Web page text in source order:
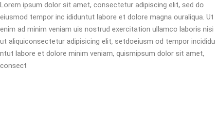
Lorem ipsum dolor sit amet, consectetur adipiscing elit, sed do
eiusmod tempor inc ididuntut labore et dolore magna ouraliqua. Ut
enim ad minim veniam uis nostrud exercitation ullamco laboris nisi
ut aliquiconsectetur adipisicing elit, setdoeiusm od tempor incididu
ntut labore et dolore minim veniam, quismipsum dolor sit amet,
consect